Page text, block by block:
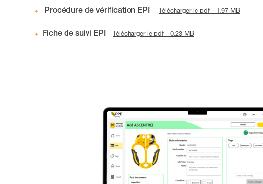
Procédure de vérification EPI Télécharger le pdf - 1.97 MB
Fiche de suivi EPI Télécharger le pdf - 0.23 MB